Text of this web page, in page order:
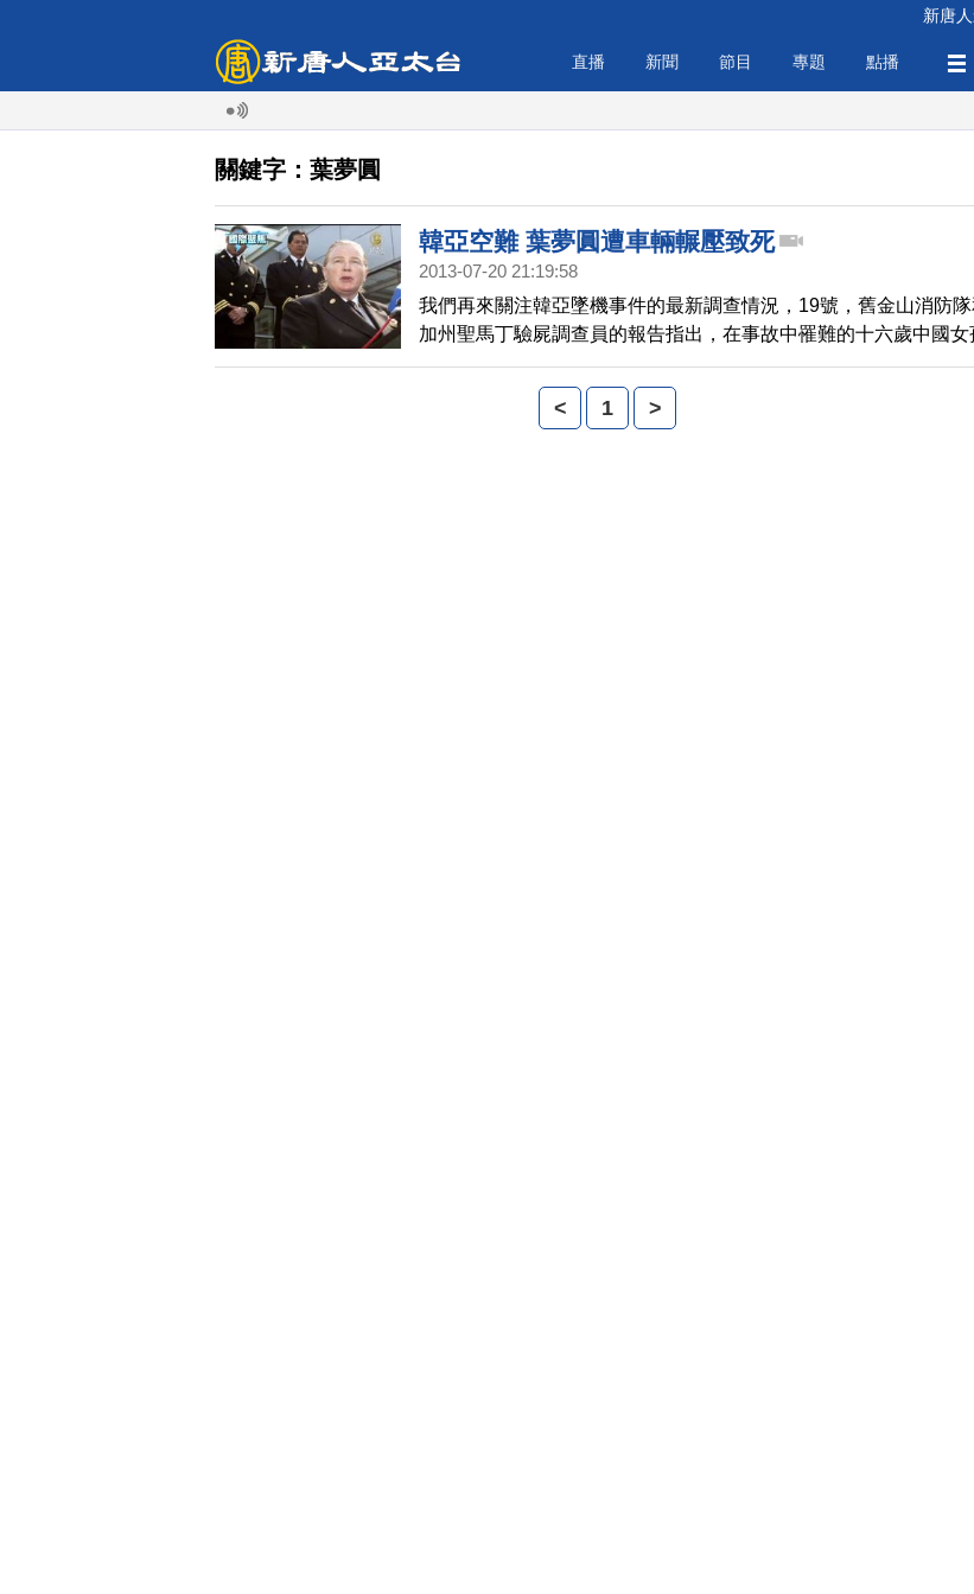
新唐
直播 新聞 節目 專題 點播
關鍵字：葉夢圓
韓亞空難 葉夢圓遭車輛輾壓致死
2013-07-20 21:19:58
我們再來關注韓亞墜機事件的最新調查情況，19號，舊金山消防隊
加州聖馬丁驗屍調查員的報告指出，在事故中罹難的十六歲中國女
葉夢園，當時應該還活著，但被趕到現場救援的車輛輾壓，事件過
還在調查中，來看報導。
< 1 >